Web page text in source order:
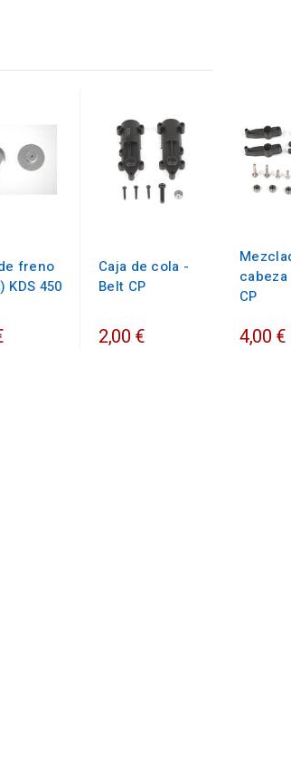
freno
KDS 450
Caja de cola -
Belt CP
2,00 €
CP
4,00 €